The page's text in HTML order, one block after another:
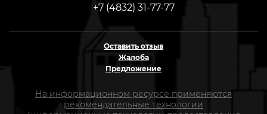
+7 (4832) 31-77-77
Оставить отзыв
Жалоба
Предложение
На информационном ресурсе применяются
рекомендательные технологии